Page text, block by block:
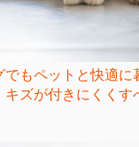
でもペットと快適に
キズが付きにくくす